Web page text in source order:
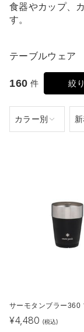
食器やカップ、
す。
テーブルウェア
160 件 絞
サーモタンブラー360
¥4,480 (税込)